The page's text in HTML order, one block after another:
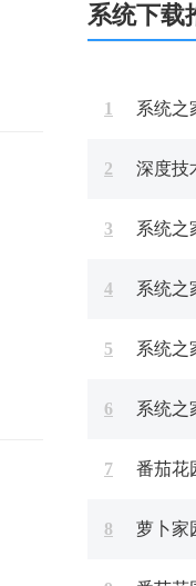
系统下载
1 系统之
2 深度技
3 系统之
4 系统之
5 系统之
6 系统之
7 番茄花
8 萝卜家